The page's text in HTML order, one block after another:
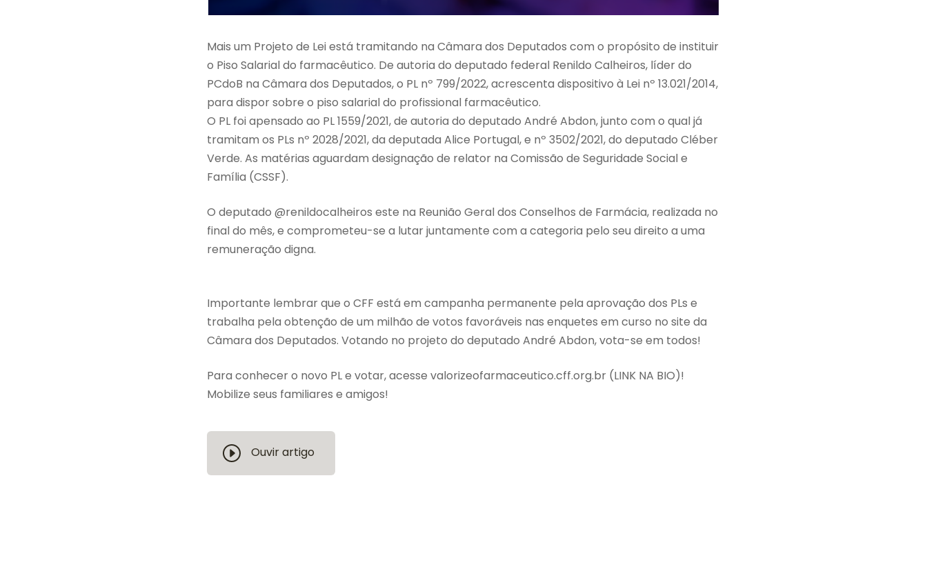
Mais um Projeto de Lei está tramitando na Câmara dos Deputados com o propósito de instituir
o Piso Salarial do farmacêutico. De autoria do deputado federal Renildo Calheiros, líder do
PCdoB na Câmara dos Deputados, o PL nº 799/2022, acrescenta dispositivo à Lei nº 13.021/2014,
para dispor sobre o piso salarial do profissional farmacêutico.
O PL foi apensado ao PL 1559/2021, de autoria do deputado André Abdon, junto com o qual já
tramitam os PLs nº 2028/2021, da deputada Alice Portugal, e nº 3502/2021, do deputado Cléber
Verde. As matérias aguardam designação de relator na Comissão de Seguridade Social e
Família (CSSF).
O deputado @renildocalheiros este na Reunião Geral dos Conselhos de Farmácia, realizada no
final do mês, e comprometeu-se a lutar juntamente com a categoria pelo seu direito a uma
remuneração digna.
Importante lembrar que o CFF está em campanha permanente pela aprovação dos PLs e
trabalha pela obtenção de um milhão de votos favoráveis nas enquetes em curso no site da
Câmara dos Deputados. Votando no projeto do deputado André Abdon, vota-se em todos!
Para conhecer o novo PL e votar, acesse valorizeofarmaceutico.cff.org.br (LINK NA BIO)!
Mobilize seus familiares e amigos!
Ouvir artigo